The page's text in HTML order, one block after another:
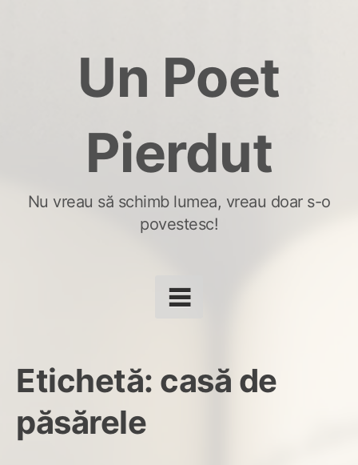
Un Poet
Pierdut
Nu vreau să schimb lumea, vreau doar s-o
povestesc!
Etichetă: casă de
păsărele